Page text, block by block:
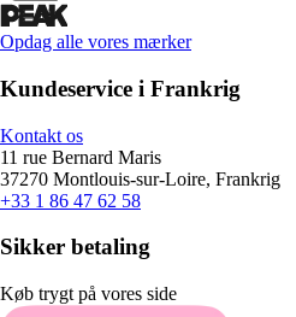
Opdag alle vores mærker
Kundeservice i Frankrig
Kontakt os
11 rue Bernard Maris
37270 Montlouis-sur-Loire, Frankrig
+33 1 86 47 62 58
Sikker betaling
Køb trygt på vores side